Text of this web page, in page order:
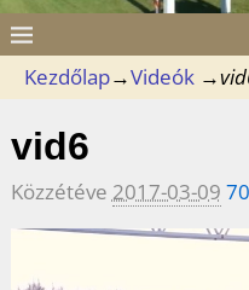
Kezdőlap→Videók →
vid6
Közzétéve 2017-03-09